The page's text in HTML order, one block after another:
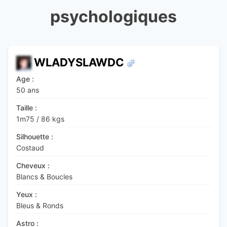
psychologiques
WLADYSLAWDC
Age :
50 ans
Taille :
1m75 / 86 kgs
Silhouette :
Costaud
Cheveux :
Blancs & Boucles
Yeux :
Bleus & Ronds
Astro :